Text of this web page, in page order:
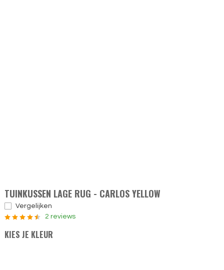
TUINKUSSEN LAGE RUG - CARLOS YELLOW
Vergelijken
2 reviews
KIES JE KLEUR